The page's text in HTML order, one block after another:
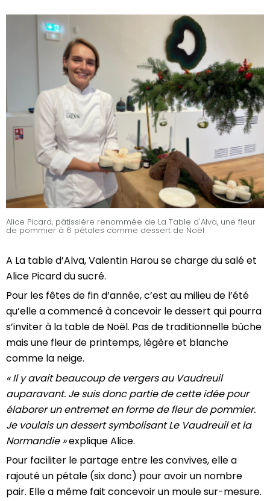
Alice Picard, pâtissière renommée de La Table d'Alva, une fleur
de pommier à 6 pétales comme dessert de Noël
A La table d’Alva, Valentin Harou se charge du salé et
Alice Picard du sucré.
Pour les fêtes de fin d’année, c’est au milieu de l’été
qu’elle a commencé à concevoir le dessert qui pourra
s’inviter à la table de Noël. Pas de traditionnelle bûche
mais une fleur de printemps, légère et blanche
comme la neige.
« Il y avait beaucoup de vergers au Vaudreuil
auparavant. Je suis donc partie de cette idée pour
élaborer un entremet en forme de fleur de pommier.
Je voulais un dessert symbolisant Le Vaudreuil et la
Normandie »explique Alice.
Pour faciliter le partage entre les convives, elle a
rajouté un pétale (six donc) pour avoir un nombre
pair. Elle a même fait concevoir un moule sur-mesure.